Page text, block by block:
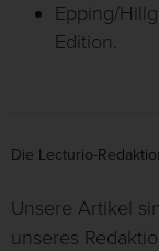
Epping/
Edition.
Die Lecturio-
Unsere Artikel
unseres